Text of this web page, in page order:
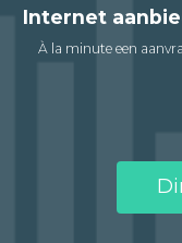
Internet
À la minute een